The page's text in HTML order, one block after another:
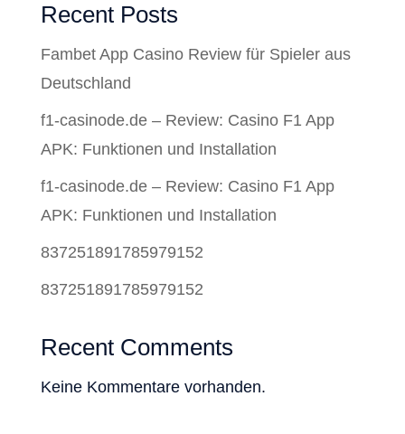
Recent Posts
Fambet App Casino Review für Spieler aus
Deutschland
f1-casinode.de – Review: Casino F1 App
APK: Funktionen und Installation
f1-casinode.de – Review: Casino F1 App
APK: Funktionen und Installation
837251891785979152
837251891785979152
Recent Comments
Keine Kommentare vorhanden.